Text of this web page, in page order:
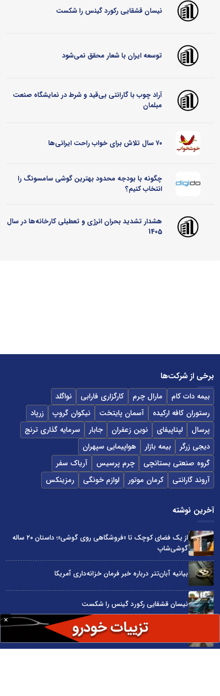
نیسان قشقایی رکورد گینس را شکست
توسعه ایران با شعار محقق نمی‌شود
آراد چوب با گارانتی بی‌قید و شرط در نمایشگاه صنعت
مبلمان
۷۰ سال تلاش برای خواب راحت ایرانی‌ها
چگونه با بودجه محدود بهترین گوشی سامسونگ را
انتخاب کنیم؟
هشدار تشدید بحران انرژی و تعطیلی کارخانه‌ها در سال
1405
برخی از شرکت‌ها
بیمه دات کام مارال چرم کارگزاری فارابی
نواگلد
رستوران کافه ارکیده
آسمان پایتخت نیکوان گروپ
زرپاد
پرسال
لپتاپیفای نوین زعفران جابار
سرمایه گذاری ترنج
دیجی زرگر
بیمه بازار
هواپیمایی سپهران
گروه صنعتی بستانچی
چرم پرسیس
آریاک سفر
آروند گارانتی
کرمان موتور لوازم خونگی رمزینکس
آخرین نوشته
از یک فضای کوچک تا «فروشگاهی روی گوشی»؛ داستان ۲۰ ساله
گوشی‌شاپ
بیانیه آبان‌تتر درباره خبر فرمان خزانه‌داری آمریکا
نیسان قشقایی رکورد گینس را شکست
توسعه ایران با شعار محقق نمی‌شود